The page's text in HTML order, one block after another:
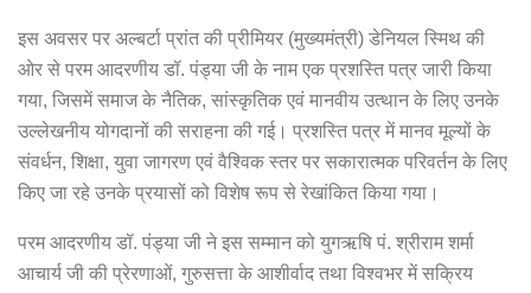
इस अवसर पर अल्बर्टा प्रांत की प्रीमियर (मुख्यमंत्री) डेनियल स्मिथ की
ओर से परम आदरणीय डॉ. पंड्या जी के नाम एक प्रशस्ति पत्र जारी किया
गया, जिसमें समाज के नैतिक, सांस्कृतिक एवं मानवीय उत्थान के लिए उनके
उल्लेखनीय योगदानों की सराहना की गई। प्रशस्ति पत्र में मानव मूल्यों के
संवर्धन, शिक्षा, युवा जागरण एवं वैश्विक स्तर पर सकारात्मक परिवर्तन के लिए
किए जा रहे उनके प्रयासों को विशेष रूप से रेखांकित किया गया।
परम आदरणीय डॉ. पंड्या जी ने इस सम्मान को युगऋषि पं. श्रीराम शर्मा
आचार्य जी की प्रेरणाओं, गुरुसत्ता के आशीर्वाद तथा विश्वभर में सक्रिय